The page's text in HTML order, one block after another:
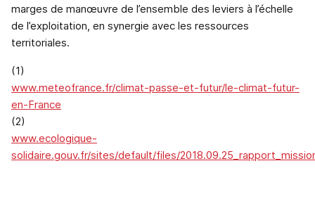
marges de manœuvre de l’ensemble des leviers à l’échelle
de l’exploitation, en synergie avec les ressources
territoriales.
(1)
www.meteofrance.fr/climat-passe-et-futur/le-climat-futur-
en-France
(2)
www.ecologique-
solidaire.gouv.fr/sites/default/files/